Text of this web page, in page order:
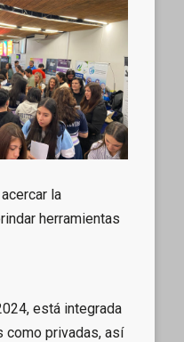
la
herramientas
está integrada
como privadas, así